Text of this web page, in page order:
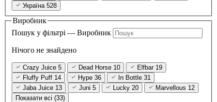
Україна 528
Виробник
Пошук у фільтрі — Виробник
Нічого не знайдено
Crazy Juice 5 Dead Horse 10 Elfbar 19
Fluffy Puff 14 Hype 36 In Bottle 31
Jaba Juice 13 Juni 5 Lucky 20 Marvellous 12
Показати всі (33)